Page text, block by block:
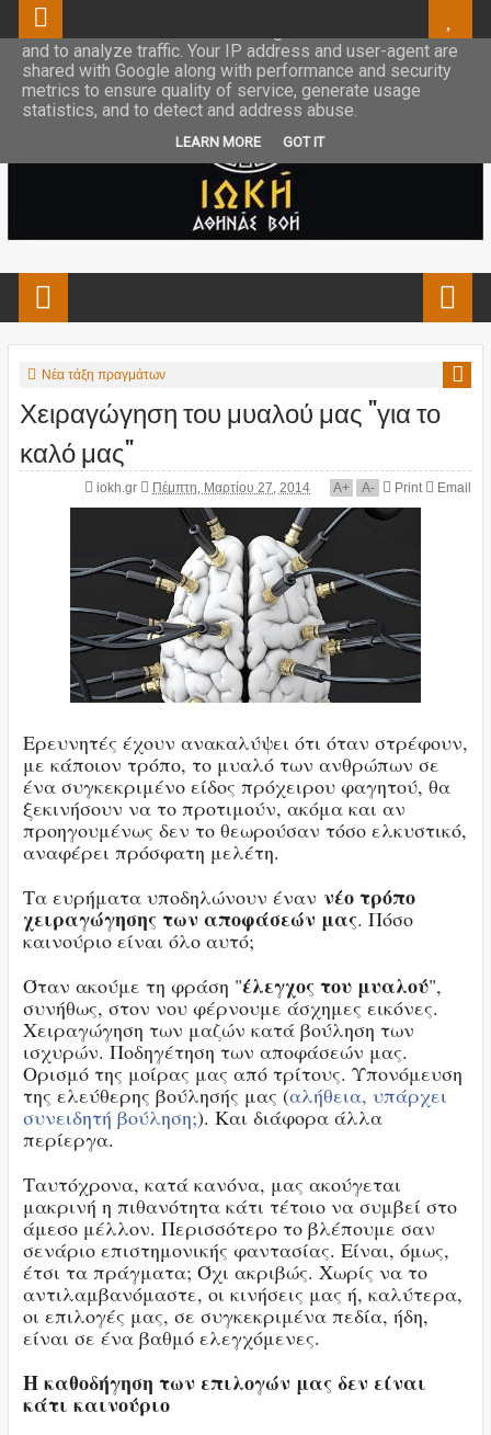
Νέα τάξη πραγμάτων
Χειραγώγηση του μυαλού μας "για το
καλό μας"
iokh.gr Πέμπτη, Μαρτίου 27, 2014 A+ A- Print Email
Ερευνητές έχουν ανακαλύψει ότι όταν στρέφουν,
με κάποιον τρόπο, το μυαλό των ανθρώπων σε
ένα συγκεκριμένο είδος πρόχειρου φαγητού, θα
ξεκινήσουν να το προτιμούν, ακόμα και αν
προηγουμένως δεν το θεωρούσαν τόσο ελκυστικό,
αναφέρει πρόσφατη μελέτη.
Τα ευρήματα υποδηλώνουν έναν νέο τρόπο
χειραγώγησης των αποφάσεών μας. Πόσο
καινούριο είναι όλο αυτό;
Όταν ακούμε τη φράση "έλεγχος του μυαλού",
συνήθως, στον νου φέρνουμε άσχημες εικόνες.
Χειραγώγηση των μαζών κατά βούληση των
ισχυρών. Ποδηγέτηση των αποφάσεών μας.
Ορισμό της μοίρας μας από τρίτους. Υπονόμευση
της ελεύθερης βούλησής μας (αλήθεια, υπάρχει
συνειδητή βούληση;). Και διάφορα άλλα
περίεργα.
Ταυτόχρονα, κατά κανόνα, μας ακούγεται
μακρινή η πιθανότητα κάτι τέτοιο να συμβεί στο
άμεσο μέλλον. Περισσότερο το βλέπουμε σαν
σενάριο επιστημονικής φαντασίας. Είναι, όμως,
έτσι τα πράγματα; Όχι ακριβώς. Χωρίς να το
αντιλαμβανόμαστε, οι κινήσεις μας ή, καλύτερα,
οι επιλογές μας, σε συγκεκριμένα πεδία, ήδη,
είναι σε ένα βαθμό ελεγχόμενες.
Η καθοδήγηση των επιλογών μας δεν είναι
κάτι καινούριο
This site uses cookies from Google to deliver its services
and to analyze traffic. Your IP address and user-agent are
shared with Google along with performance and security
metrics to ensure quality of service, generate usage
statistics, and to detect and address abuse.
LEARN MORE GOT IT